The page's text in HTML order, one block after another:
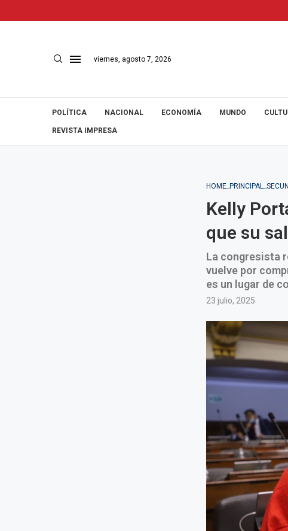
viernes, agosto 7, 2026
POLÍTICA NACIONAL ECONOMÍA MUNDO
REVISTA IMPRESA
Kelly
que su
La congresista
vuelve por
es un lugar de
23 julio, 2025